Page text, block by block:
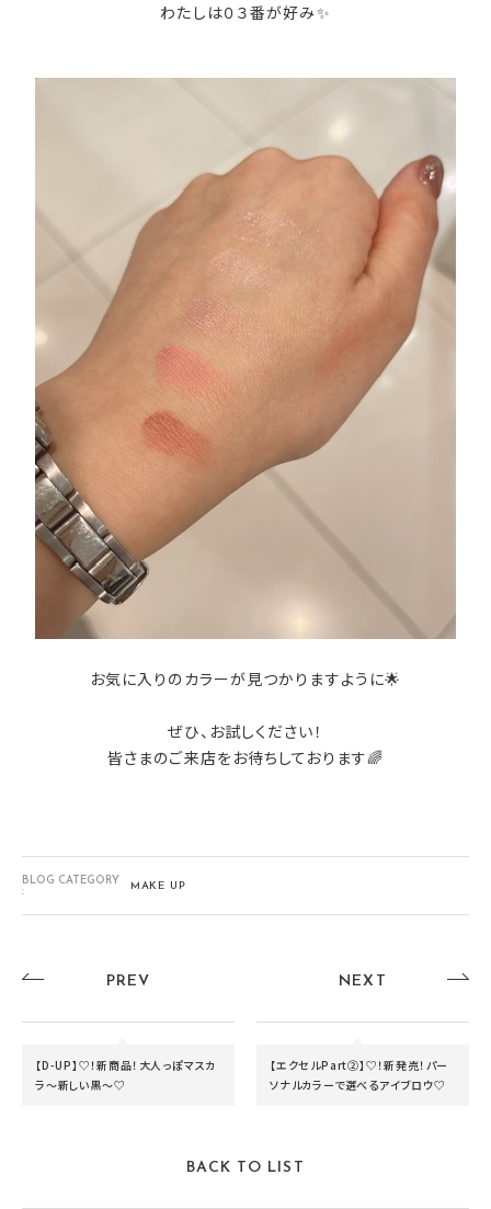
わたしは０３番が好み✨
お気に入りのカラーが見つかりますように🌟
ぜひ、お試しください！
皆さまのご来店をお待ちしております🌈
BLOG CATEGORY
:
MAKE UP
PREV
【D-UP】♡！新商品！大人っぽマスカ
ラ〜新しい黒〜♡
NEXT
【エクセルPart②】♡！新発売！パー
ソナルカラーで選べるアイブロウ♡
BACK TO LIST